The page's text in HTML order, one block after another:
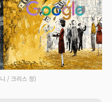
/ 크리스 정)